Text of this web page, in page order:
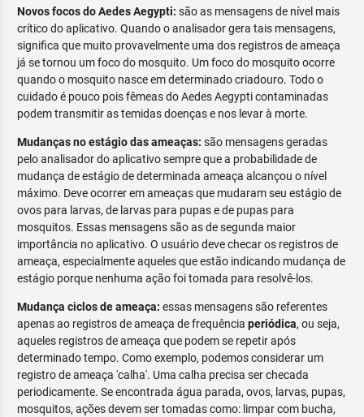
Novos focos do Aedes Aegypti: são as mensagens de nível mais
crítico do aplicativo. Quando o analisador gera tais mensagens,
significa que muito provavelmente uma dos registros de ameaça
já se tornou um foco do mosquito. Um foco do mosquito ocorre
quando o mosquito nasce em determinado criadouro. Todo o
cuidado é pouco pois fêmeas do Aedes Aegypti contaminadas
podem transmitir as temidas doenças e nos levar à morte.
Mudanças no estágio das ameaças: são mensagens geradas
pelo analisador do aplicativo sempre que a probabilidade de
mudança de estágio de determinada ameaça alcançou o nível
máximo. Deve ocorrer em ameaças que mudaram seu estágio de
ovos para larvas, de larvas para pupas e de pupas para
mosquitos. Essas mensagens são as de segunda maior
importância no aplicativo. O usuário deve checar os registros de
ameaça, especialmente aqueles que estão indicando mudança de
estágio porque nenhuma ação foi tomada para resolvê-los.
Mudança ciclos de ameaça: essas mensagens são referentes
apenas ao registros de ameaça de frequência periódica, ou seja,
aqueles registros de ameaça que podem se repetir após
determinado tempo. Como exemplo, podemos considerar um
registro de ameaça 'calha'. Uma calha precisa ser checada
periodicamente. Se encontrada água parada, ovos, larvas, pupas,
mosquitos, ações devem ser tomadas como: limpar com bucha,